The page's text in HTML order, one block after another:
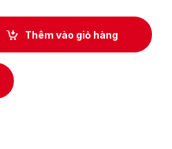
HW1300 quantity
Thêm vào giỏ hàng